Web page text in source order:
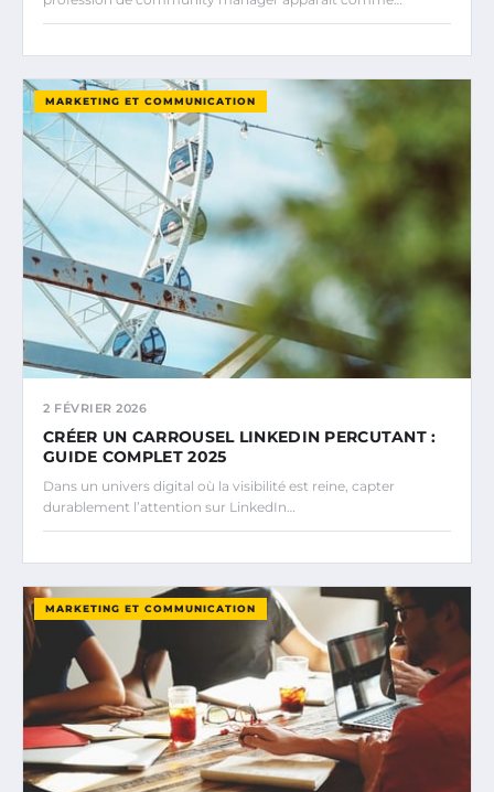
MARKETING ET COMMUNICATION
2 FÉVRIER 2026
CRÉER UN CARROUSEL LINKEDIN PERCUTANT :
GUIDE COMPLET 2025
Dans un univers digital où la visibilité est reine, capter
durablement l’attention sur LinkedIn…
MARKETING ET COMMUNICATION